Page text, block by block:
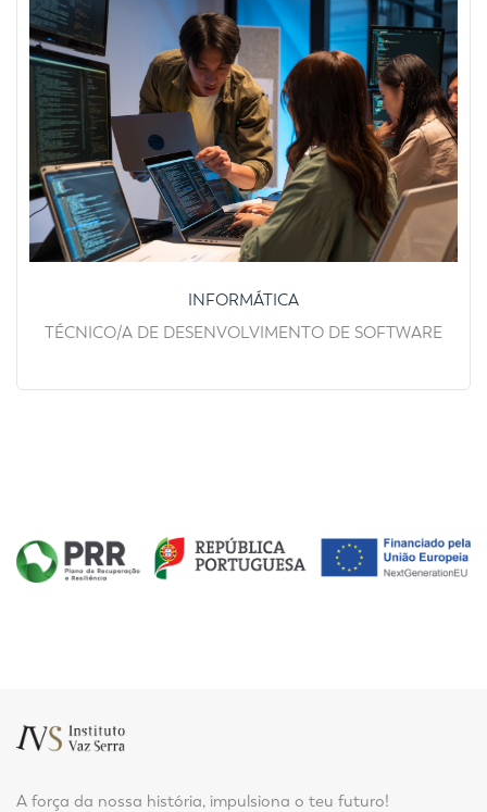
INFORMÁTICA
TÉCNICO/A DE DESENVOLVIMENTO DE SOFTWARE
A força da nossa história, impulsiona o teu futuro!